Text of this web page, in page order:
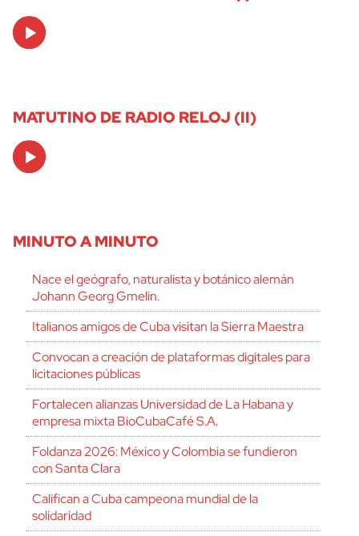
Audio
Player
MATUTINO DE RADIO RELOJ (II)
Audio
Player
MINUTO A MINUTO
Nace el geógrafo, naturalista y botánico alemán
Johann Georg Gmelin.
Italianos amigos de Cuba visitan la Sierra Maestra
Convocan a creación de plataformas digitales para
licitaciones públicas
Fortalecen alianzas Universidad de La Habana y
empresa mixta BioCubaCafé S.A.
Foldanza 2026: México y Colombia se fundieron
con Santa Clara
Califican a Cuba campeona mundial de la
solidaridad